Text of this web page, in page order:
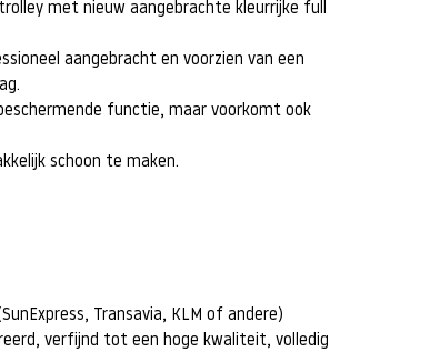
met nieuw aangebrachte kleurrijke full
aangebracht en voorzien van een
functie, maar voorkomt ook
schoon te maken.
Transavia, KLM of andere)
verfijnd tot een hoge kwaliteit, volledig